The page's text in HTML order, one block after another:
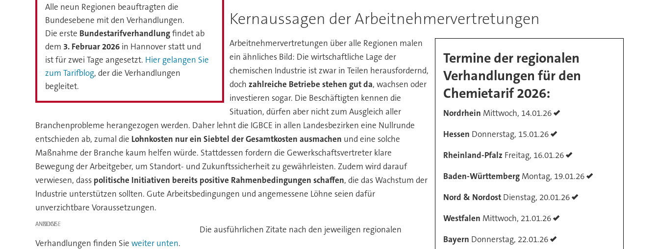
Alle neun Regionen beauftragten die
Bundesebene mit den Verhandlungen.
Die erste Bundestarifverhandlungfindet ab
dem 3. Februar 2026in Hannover statt und
ist fürzwei Tage angesetzt. Hier gelangen Sie
zum Tarifblog, der die Verhandlungen
begleitet.
Kernaussagen der Arbeitnehmervertretungen
Termine der regionalen
Verhandlungen für den
Chemietarif 2026:
Nordrhein Mittwoch, 14.01.26
Hessen Donnerstag, 15.01.26
Rheinland-Pfalz Freitag, 16.01.26
Baden-WürttembergMontag, 19.01.26
Nord & NordostDienstag, 20.01.26
Westfalen Mittwoch, 21.01.26
Bayern Donnerstag, 22.01.26
Arbeitnehmervertretungen über alle Regionen malen
ein ähnliches Bild: Die wirtschaftliche Lage der
chemischen Industrie ist zwar in Teilen herausfordernd,
dochzahlreiche Betriebe stehen gut da, wachsen oder
investieren sogar. Die Beschäftigten kennen die
Situation, dürfen aber nicht zum Ausgleich aller
Branchenprobleme herangezogen werden. Daher lehnt die IGBCE in allen Landesbezirken eine Nullrunde
entschieden ab, zumal die Lohnkosten nur ein Siebtel der Gesamtkosten ausmachen und eine solche
Maßnahme der Branche kaum helfen würde. Stattdessen fordern die Gewerkschaftsvertreter klare
Bewegung der Arbeitgeber, um Standort- und Zukunftssicherheit zu gewährleisten. Zudem wird darauf
verwiesen, dass politische Initiativen bereits positive Rahmenbedingungen schaffen, die das Wachstum der
Industrie unterstützen sollten. Gute Arbeitsbedingungen und angemessene Löhne seien dafür
unverzichtbare Voraussetzungen.
ANZEIGE
Die ausführlichen Zitate nach den jeweiligen regionalen
Verhandlungen finden Sie weiter unten.